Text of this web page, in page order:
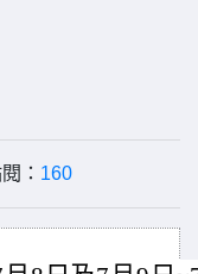
： 160